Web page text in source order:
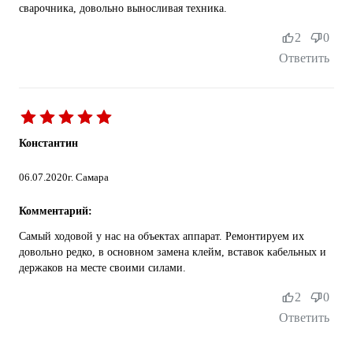
сварочника, довольно выносливая техника.
Ответить
2 0
Константин
06.07.2020г. Самара
Комментарий:
Самый ходовой у нас на объектах аппарат. Ремонтируем их
довольно редко, в основном замена клейм, вставок кабельных и
держаков на месте своими силами.
Ответить
2 0